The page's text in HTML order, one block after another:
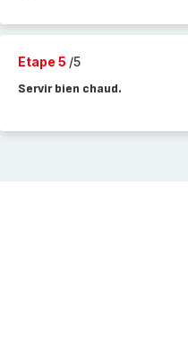
Etape 5 /5
Servir bien chaud.